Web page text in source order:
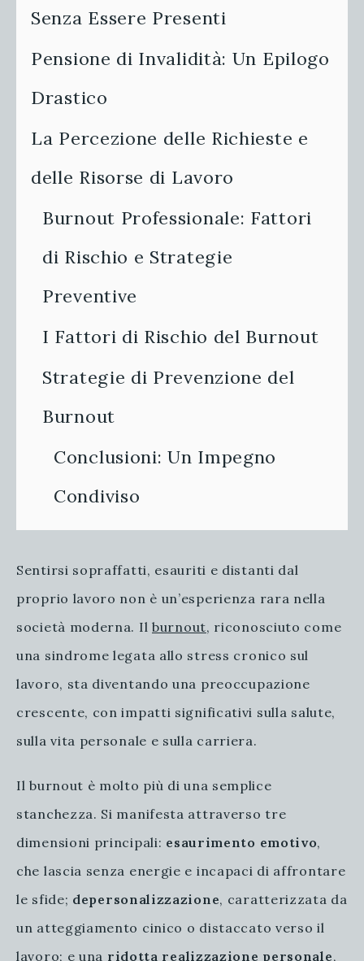
Senza Essere Presenti
Pensione di Invalidità: Un Epilogo
Drastico
La Percezione delle Richieste e
delle Risorse di Lavoro
Burnout Professionale: Fattori
di Rischio e Strategie
Preventive
I Fattori di Rischio del Burnout
Strategie di Prevenzione del
Burnout
Conclusioni: Un Impegno
Condiviso
Sentirsi sopraffatti, esauriti e distanti dal
proprio lavoro non è un’esperienza rara nella
società moderna. Il burnout, riconosciuto come
una sindrome legata allo stress cronico sul
lavoro, sta diventando una preoccupazione
crescente, con impatti significativi sulla salute,
sulla vita personale e sulla carriera.
Il burnout è molto più di una semplice
stanchezza. Si manifesta attraverso tre
dimensioni principali: esaurimento emotivo,
che lascia senza energie e incapaci di affrontare
le sfide; depersonalizzazione, caratterizzata da
un atteggiamento cinico o distaccato verso il
lavoro; e una ridotta realizzazione personale,